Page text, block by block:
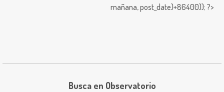
mañana,post_date)+86400)); ?>
Busca en Observatorio